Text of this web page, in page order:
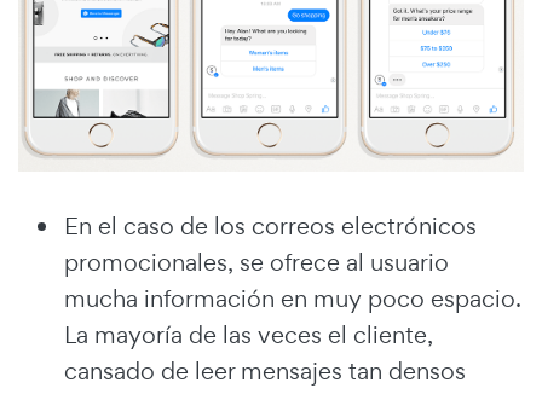
En el caso de los correos electrónicos
promocionales, se ofrece al usuario
mucha información en muy poco espacio.
La mayoría de las veces el cliente,
cansado de leer mensajes tan densos